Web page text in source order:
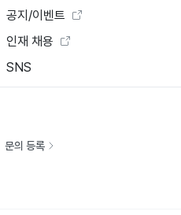
공지/이벤트
인재 채용
SNS
문의 등록